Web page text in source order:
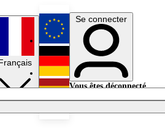
English
Deutsch
Se connecter
Vous êtes déconnecté.